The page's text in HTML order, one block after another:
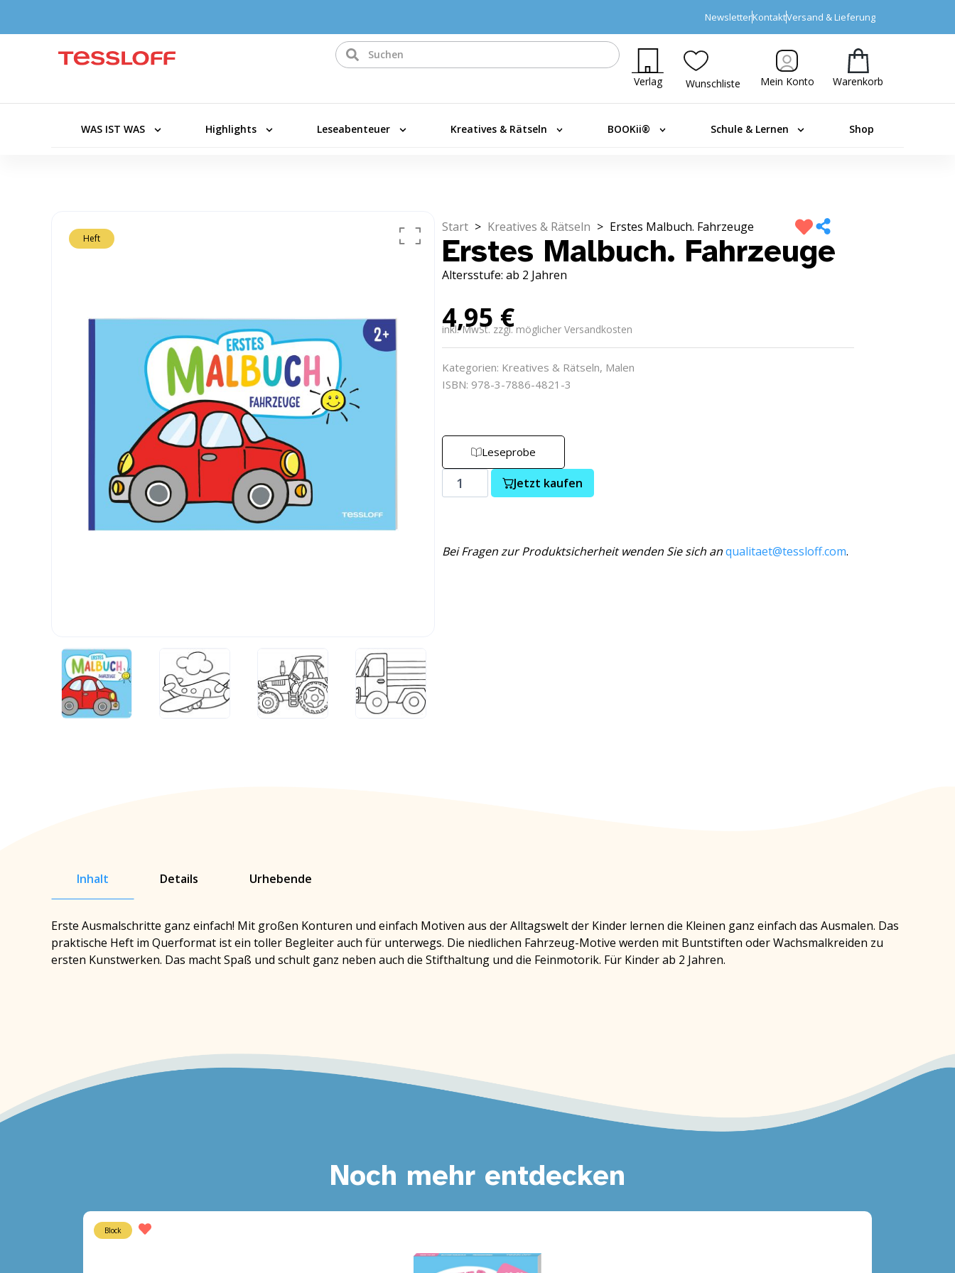
NewsletterKontaktVersand & Lieferung
Verlag Wunschliste Mein Konto Warenkorb
WAS IST WAS Highlights Leseabenteuer Kreatives & Rätseln BOOKii® Schule & Lernen Shop
Heft
Start > Kreatives & Rätseln > Erstes Malbuch. Fahrzeuge
Erstes Malbuch. Fahrzeuge
Altersstufe: ab 2 Jahren
4,95 €
inkl. MwSt. zzgl. möglicher Versandkosten
Kategorien: Kreatives & Rätseln, Malen
ISBN: 978-3-7886-4821-3
Leseprobe
Jetzt kaufen
Bei Fragen zur Produktsicherheit wenden Sie sich anqualitaet@tessloff.com.
Inhalt Details Urhebende
Erste Ausmalschritte ganz einfach! Mit großen Konturen und einfach Motiven aus der Alltagswelt der Kinder lernen die Kleinen ganz einfach das Ausmalen. Das
praktische Heft im Querformat ist ein toller Begleiter auch für unterwegs. Die niedlichen Fahrzeug-Motive werden mit Buntstiften oder Wachsmalkreiden zu
ersten Kunstwerken. Das macht Spaß und schult ganz neben auch die Stifthaltung und die Feinmotorik. Für Kinder ab 2 Jahren.
Noch mehr entdecken
Block